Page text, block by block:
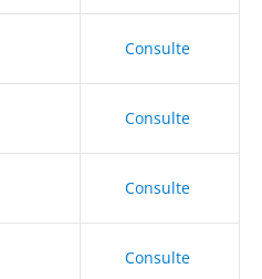
Consulte
Consulte
Consulte
Consulte